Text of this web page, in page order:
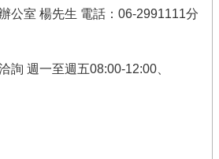
公室 楊先生 電話：06-2991111分
詢 週一至週五08:00-12:00、